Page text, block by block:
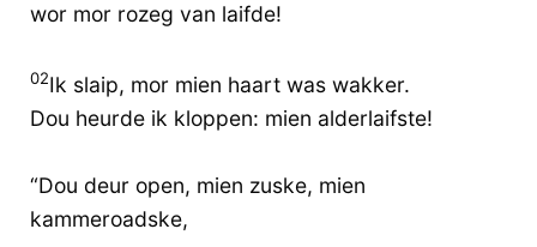
wor mor rozeg van laifde!
02Ik slaip, mor mien haart was wakker.
Dou heurde ik kloppen: mien alderlaifste!
“Dou deur open, mien zuske, mien
kammeroadske,